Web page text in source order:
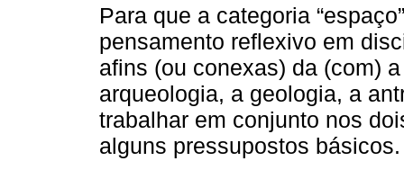
Para que a categoria
pensamento reflexivo em
afins (ou conexas) da (com)
arqueologia, a geologia, a
trabalhar em conjunto nos
alguns pressupostos básicos.